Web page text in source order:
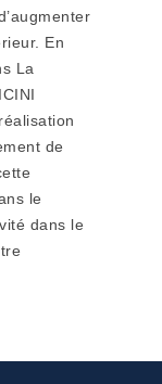
En
La
de
le
dans le